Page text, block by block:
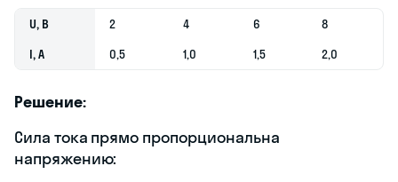
U, В 2 4 6
8
I, А
0,5 1,0 1,5 2,0
Решение:
Сила тока прямо пропорциональна
напряжению: